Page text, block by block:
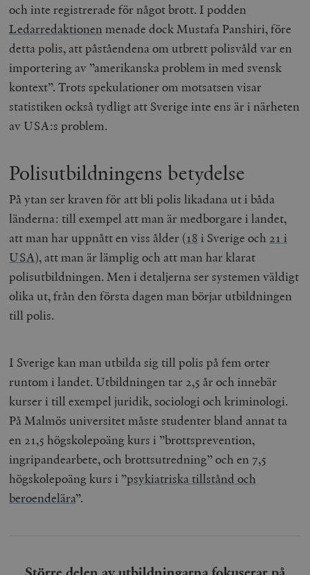
och inte registrerade för något brott. I podden
Ledarredaktionenmenade dock Mustafa Panshiri, före
detta polis, att påståendena om utbrett polisvåld var en
importering av ”amerikanska problem in med svensk
kontext”. Trots spekulationer om motsatsen visar
statistiken också tydligt att Sverige inte ens är i närheten
av USA:s problem.
Polisutbildningens betydelse
På ytan ser kraven för att bli polis likadana ut i båda
länderna: till exempel att man är medborgare i landet,
att man har uppnått en viss ålder (18 i Sverige och 21 i
USA), att man är lämplig och att man har klarat
polisutbildningen. Men i detaljerna ser systemen väldigt
olika ut, från den första dagen man börjar utbildningen
till polis.
I Sverige kan man utbilda sig till polis på fem orter
runtom i landet. Utbildningen tar 2,5 år och innebär
kurser i till exempel juridik, sociologi och kriminologi.
På Malmös universitet måste studenter bland annat ta
en 21,5 högskolepoäng kurs i ”brottsprevention,
ingripandearbete, och brottsutredning” och en 7,5
högskolepoäng kurs i ”psykiatriska tillstånd och
beroendelära”.